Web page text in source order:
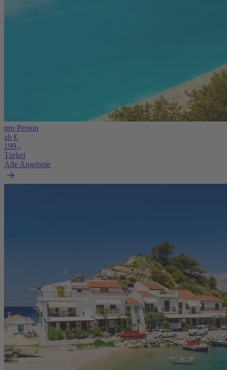
pro Person
ab €
199,-
Türkei
Alle Angebote